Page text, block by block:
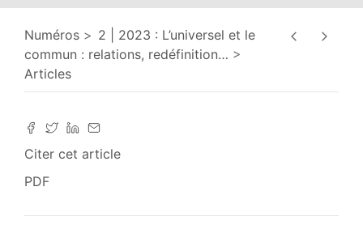
Numéros
2 | 2023 : L’universel et le
commun : relations, redéfinition…
Articles
Citer cet article
PDF